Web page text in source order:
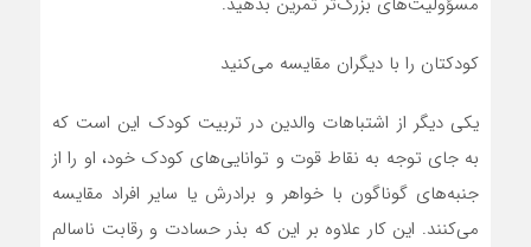
کودکتان را با دیگران مقایسه می‌کنید
یکی دیگر از اشتباهات والدین در تربیت کودک این است که
به جای توجه به نقاط قوت و توانایی‌های کودک خود، او را از
جنبه‌های گوناگون با خواهر و برادرش یا سایر افراد مقایسه
می‌کنند. این کار علاوه بر این که بذر حسادت و رقابت ناسالم